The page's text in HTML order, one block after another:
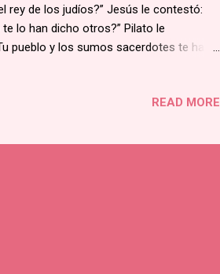
rey de los judíos?” Jesús le contestó:
lo han dicho otros?” Pilato le
pueblo y los sumos sacerdotes te han
de los judíos. Pero mi Reino no es
para ser testigo de la verdad. Todo el
READ MORE